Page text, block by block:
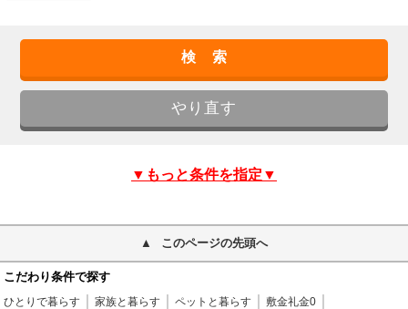
▼もっと条件を指定▼
このページの先頭へ
こだわり条件で探す
ひとりで暮らす 家族と暮らす ペットと暮らす
敷金礼金0